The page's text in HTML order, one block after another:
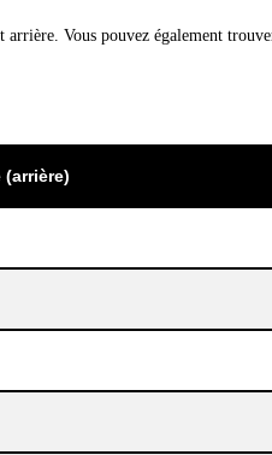
arrière. Vous pouvez également
(arrière)